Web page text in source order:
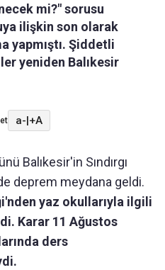
mi?" sorusu
ilişkin son olarak
yapmıştı. Şiddetli
yeniden Balıkesir
a-|+A
Balıkesir'in Sındırgı
deprem meydana geldi.
yaz okullarıyla ilgili
Karar 11 Ağustos
ders